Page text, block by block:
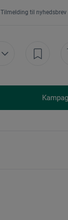
Tilmelding til nyhedsbrev